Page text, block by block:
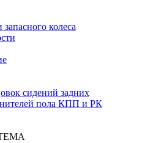
колеса
сидений задних
пола КПП и РК